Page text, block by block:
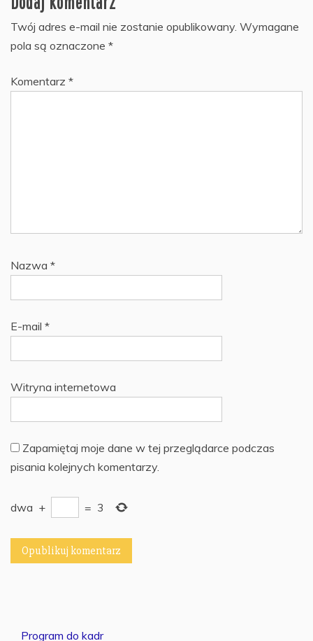
Twój adres e-mail nie zostanie opublikowany. Wymagane
pola są oznaczone *
Komentarz *
Nazwa *
E-mail *
Witryna internetowa
Zapamiętaj moje dane w tej przeglądarce podczas
pisania kolejnych komentarzy.
dwa + = 3
Program do kadr